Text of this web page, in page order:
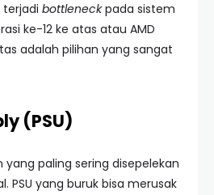
terjadi bottleneckpada sistem
ke-12 ke atas atau AMD
adalah pilihan yang sangat
(PSU)
paling sering disepelekan
PSU yang buruk bisa merusak